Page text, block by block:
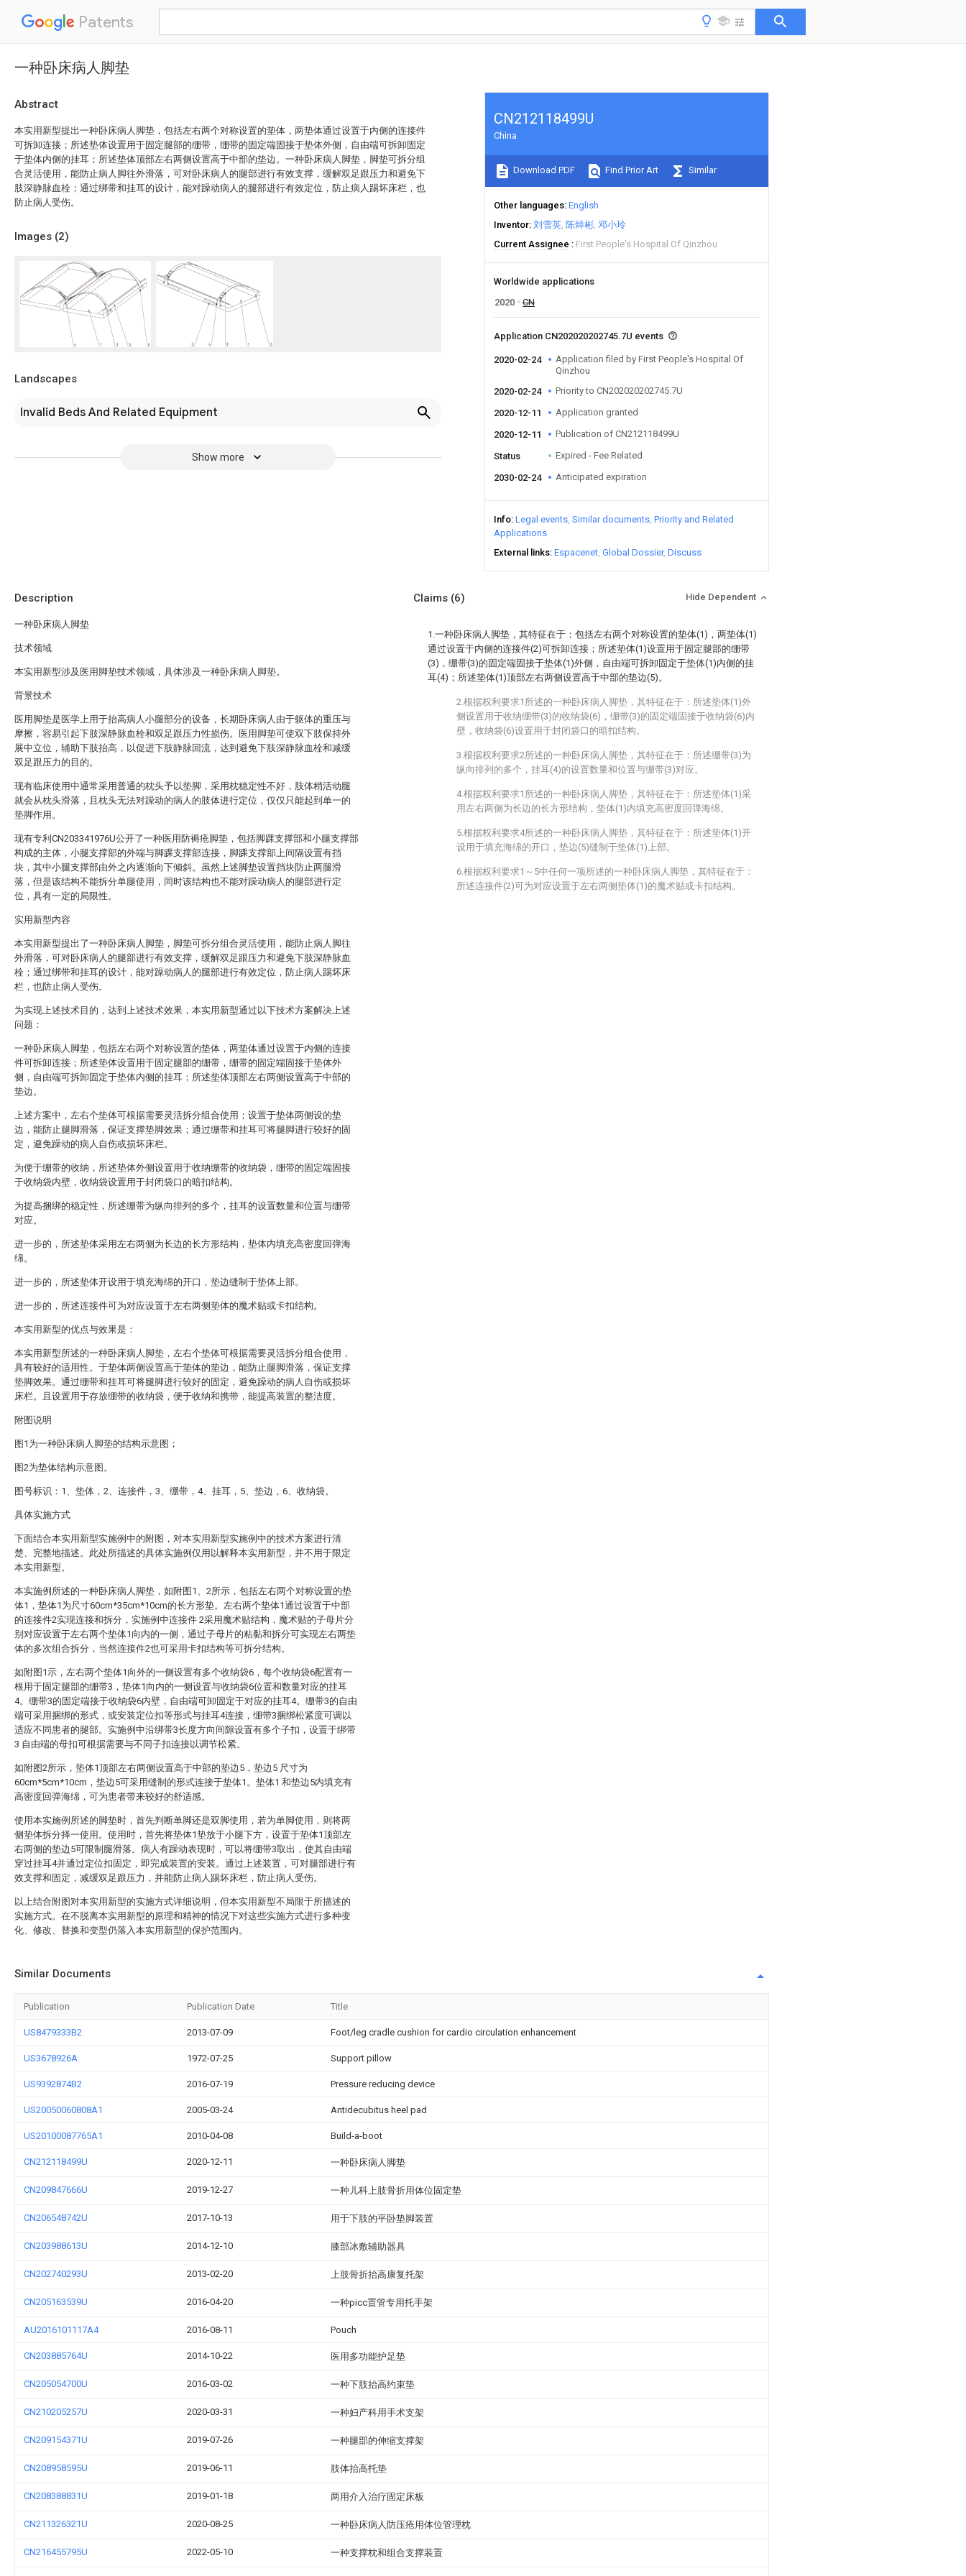
Patents
一种卧床病人脚垫
Abstract
本实用新型提出一种卧床病人脚垫，包括左右两个对称设置的垫体，两垫体通过设置于内侧的连接件
可拆卸连接；所述垫体设置用于固定腿部的绷带，绷带的固定端固接于垫体外侧，自由端可拆卸固定
于垫体内侧的挂耳；所述垫体顶部左右两侧设置高于中部的垫边。一种卧床病人脚垫，脚垫可拆分组
合灵活使用，能防止病人脚往外滑落，可对卧床病人的腿部进行有效支撑，缓解双足跟压力和避免下
肢深静脉血栓；通过绑带和挂耳的设计，能对躁动病人的腿部进行有效定位，防止病人踢坏床栏，也
防止病人受伤。
Images (2)
Landscapes
Invalid Beds And Related Equipment
Show more
CN212118499U
China
Download PDF Find Prior Art Similar
Other languages English
Inventor 刘雪英 陈焯彬 邓小玲
Current Assignee
First People's Hospital Of Qinzhou
Worldwide applications
2020
CN
Application CN202020202745.7U events
2020-02-24
Application filed by First People's Hospital Of
Qinzhou
2020-02-24
Priority to CN202020202745.7U
2020-12-11 Application granted
2020-12-11 Publication of CN212118499U
Status Expired - Fee Related
2030-02-24 Anticipated expiration
Info Legal events Similar documents Priority and Related
Applications
External links Espacenet Global Dossier Discuss
Description
一种卧床病人脚垫
技术领域
本实用新型涉及医用脚垫技术领域，具体涉及一种卧床病人脚垫。
背景技术
医用脚垫是医学上用于抬高病人小腿部分的设备，长期卧床病人由于躯体的重压与
摩擦，容易引起下肢深静脉血栓和双足跟压力性损伤。医用脚垫可使双下肢保持外
展中立位，辅助下肢抬高，以促进下肢静脉回流，达到避免下肢深静脉血栓和减缓
双足跟压力的目的。
现有临床使用中通常采用普通的枕头予以垫脚，采用枕稳定性不好，肢体稍活动腿
就会从枕头滑落，且枕头无法对躁动的病人的肢体进行定位，仅仅只能起到单一的
垫脚作用。
现有专利CN203341976U公开了一种医用防褥疮脚垫，包括脚踝支撑部和小腿支撑部
构成的主体，小腿支撑部的外端与脚踝支撑部连接，脚踝支撑部上间隔设置有挡
块，其中小腿支撑部由外之内逐渐向下倾斜。虽然上述脚垫设置挡块防止两腿滑
落，但是该结构不能拆分单腿使用，同时该结构也不能对躁动病人的腿部进行定
位，具有一定的局限性。
实用新型内容
本实用新型提出了一种卧床病人脚垫，脚垫可拆分组合灵活使用，能防止病人脚往
外滑落，可对卧床病人的腿部进行有效支撑，缓解双足跟压力和避免下肢深静脉血
栓；通过绑带和挂耳的设计，能对躁动病人的腿部进行有效定位，防止病人踢坏床
栏，也防止病人受伤。
为实现上述技术目的，达到上述技术效果，本实用新型通过以下技术方案解决上述
问题：
一种卧床病人脚垫，包括左右两个对称设置的垫体，两垫体通过设置于内侧的连接
件可拆卸连接；所述垫体设置用于固定腿部的绷带，绷带的固定端固接于垫体外
侧，自由端可拆卸固定于垫体内侧的挂耳；所述垫体顶部左右两侧设置高于中部的
垫边。
上述方案中，左右个垫体可根据需要灵活拆分组合使用；设置于垫体两侧设的垫
边，能防止腿脚滑落，保证支撑垫脚效果；通过绷带和挂耳可将腿脚进行较好的固
定，避免躁动的病人自伤或损坏床栏。
为便于绷带的收纳，所述垫体外侧设置用于收纳绷带的收纳袋，绷带的固定端固接
于收纳袋内壁，收纳袋设置用于封闭袋口的暗扣结构。
为提高捆绑的稳定性，所述绷带为纵向排列的多个，挂耳的设置数量和位置与绷带
对应。
进一步的，所述垫体采用左右两侧为长边的长方形结构，垫体内填充高密度回弹海
绵。
进一步的，所述垫体开设用于填充海绵的开口，垫边缝制于垫体上部。
进一步的，所述连接件可为对应设置于左右两侧垫体的魔术贴或卡扣结构。
本实用新型的优点与效果是：
本实用新型所述的一种卧床病人脚垫，左右个垫体可根据需要灵活拆分组合使用，
具有较好的适用性。于垫体两侧设置高于垫体的垫边，能防止腿脚滑落，保证支撑
垫脚效果。通过绷带和挂耳可将腿脚进行较好的固定，避免躁动的病人自伤或损坏
床栏。且设置用于存放绷带的收纳袋，便于收纳和携带，能提高装置的整洁度。
附图说明
图1为一种卧床病人脚垫的结构示意图；
图2为垫体结构示意图。
图号标识：1、垫体，2、连接件，3、绷带，4、挂耳，5、垫边，6、收纳袋。
具体实施方式
下面结合本实用新型实施例中的附图，对本实用新型实施例中的技术方案进行清
楚、完整地描述。此处所描述的具体实施例仅用以解释本实用新型，并不用于限定
本实用新型。
本实施例所述的一种卧床病人脚垫，如附图1、2所示，包括左右两个对称设置的垫
体1，垫体1为尺寸60cm*35cm*10cm的长方形垫。左右两个垫体1通过设置于中部
的连接件2实现连接和拆分，实施例中连接件 2采用魔术贴结构，魔术贴的子母片分
别对应设置于左右两个垫体1向内的一侧，通过子母片的粘黏和拆分可实现左右两垫
体的多次组合拆分，当然连接件2也可采用卡扣结构等可拆分结构。
如附图1示，左右两个垫体1向外的一侧设置有多个收纳袋6，每个收纳袋6配置有一
根用于固定腿部的绷带3，垫体1向内的一侧设置与收纳袋6位置和数量对应的挂耳
4。绷带3的固定端接于收纳袋6内壁，自由端可卸固定于对应的挂耳4。绷带3的自由
端可采用捆绑的形式，或安装定位扣等形式与挂耳4连接，绷带3捆绑松紧度可调以
适应不同患者的腿部。实施例中沿绑带3长度方向间隙设置有多个子扣，设置于绑带
3 自由端的母扣可根据需要与不同子扣连接以调节松紧。
如附图2所示，垫体1顶部左右两侧设置高于中部的垫边5，垫边5 尺寸为
60cm*5cm*10cm，垫边5可采用缝制的形式连接于垫体1。垫体1 和垫边5内填充有
高密度回弹海绵，可为患者带来较好的舒适感。
使用本实施例所述的脚垫时，首先判断单脚还是双脚使用，若为单脚使用，则将两
侧垫体拆分择一使用。使用时，首先将垫体1垫放于小腿下方，设置于垫体1顶部左
右两侧的垫边5可限制腿滑落。病人有躁动表现时，可以将绷带3取出，使其自由端
穿过挂耳4并通过定位扣固定，即完成装置的安装。通过上述装置，可对腿部进行有
效支撑和固定，减缓双足跟压力，并能防止病人踢坏床栏，防止病人受伤。
以上结合附图对本实用新型的实施方式详细说明，但本实用新型不局限于所描述的
实施方式。在不脱离本实用新型的原理和精神的情况下对这些实施方式进行多种变
化、修改、替换和变型仍落入本实用新型的保护范围内。
Claims (6) Hide Dependent
1.一种卧床病人脚垫，其特征在于：包括左右两个对称设置的垫体(1)，两垫体(1)
通过设置于内侧的连接件(2)可拆卸连接；所述垫体(1)设置用于固定腿部的绷带
(3)，绷带(3)的固定端固接于垫体(1)外侧，自由端可拆卸固定于垫体(1)内侧的挂
耳(4)；所述垫体(1)顶部左右两侧设置高于中部的垫边(5)。
2.根据权利要求1所述的一种卧床病人脚垫，其特征在于：所述垫体(1)外
侧设置用于收纳绷带(3)的收纳袋(6)，绷带(3)的固定端固接于收纳袋(6)内
壁，收纳袋(6)设置用于封闭袋口的暗扣结构。
3.根据权利要求2所述的一种卧床病人脚垫，其特征在于：所述绷带(3)为
纵向排列的多个，挂耳(4)的设置数量和位置与绷带(3)对应。
4.根据权利要求1所述的一种卧床病人脚垫，其特征在于：所述垫体(1)采
用左右两侧为长边的长方形结构，垫体(1)内填充高密度回弹海绵。
5.根据权利要求4所述的一种卧床病人脚垫，其特征在于：所述垫体(1)开
设用于填充海绵的开口，垫边(5)缝制于垫体(1)上部。
6.根据权利要求1～5中任何一项所述的一种卧床病人脚垫，其特征在于：
所述连接件(2)可为对应设置于左右两侧垫体(1)的魔术贴或卡扣结构。
Similar Documents
Publication Publication Date Title
US8479333B2 2013-07-09 Foot/leg cradle cushion for cardio circulation enhancement
US3678926A 1972-07-25 Support pillow
US9392874B2 2016-07-19 Pressure reducing device
US20050060808A1 2005-03-24 Antidecubitus heel pad
US20100087765A1 2010-04-08 Build-a-boot
CN212118499U 2020-12-11 一种卧床病人脚垫
CN209847666U 2019-12-27 一种儿科上肢骨折用体位固定垫
CN206548742U 2017-10-13 用于下肢的平卧垫脚装置
CN203988613U 2014-12-10 膝部冰敷辅助器具
CN202740293U 2013-02-20 上肢骨折抬高康复托架
CN205163539U 2016-04-20 一种picc置管专用托手架
AU2016101117A4 2016-08-11 Pouch
CN203885764U 2014-10-22 医用多功能护足垫
CN205054700U 2016-03-02 一种下肢抬高约束垫
CN210205257U 2020-03-31 一种妇产科用手术支架
CN209154371U 2019-07-26 一种腿部的伸缩支撑架
CN208958595U 2019-06-11 肢体抬高托垫
CN208388831U 2019-01-18 两用介入治疗固定床板
CN211326321U 2020-08-25 一种卧床病人防压疮用体位管理枕
CN216455795U 2022-05-10 一种支撑枕和组合支撑装置